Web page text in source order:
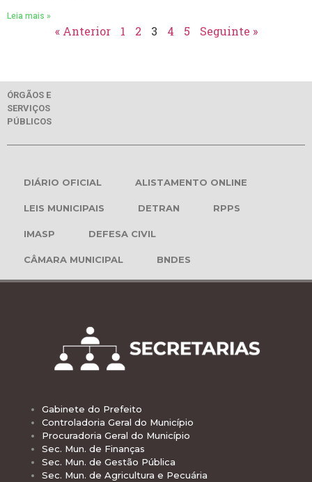
Leia mais »
« Anterior 1 2 3 4 5 Seguinte »
ÓRGÃOS E
SERVIÇOS
PÚBLICOS
DIÁRIO OFICIAL ALISTAMENTO ONLINE
LEIS MUNICIPAIS DETRAN RPPS
IMASP DEFESA CIVIL
CÂMARA MUNICIPAL BNDES
Gabinete do Prefeito
Controladoria Geral do Município
Procuradoria Geral do Município
Sec. Mun. de Finanças
Sec. Mun. de Gestão Pública
Sec. Mun. de Agricultura e Pecuária